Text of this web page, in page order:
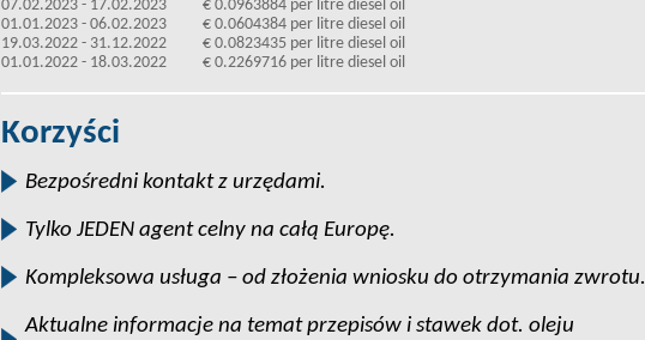
07.02.2023 - 17.02.2023
€ 0.0963884 per litre diesel oil
01.01.2023 - 06.02.2023
€ 0.0604384 per litre diesel oil
19.03.2022 - 31.12.2022
€ 0.0823435 per litre diesel oil
01.01.2022 - 18.03.2022
€ 0.2269716 per litre diesel oil
Korzyści
Bezpośredni kontakt z urzędami.
Tylko JEDEN agent celny na całą Europę.
Kompleksowa usługa – od złożenia wniosku do otrzymania zwrotu.
Aktualne informacje na temat przepisów i stawek dot. oleju